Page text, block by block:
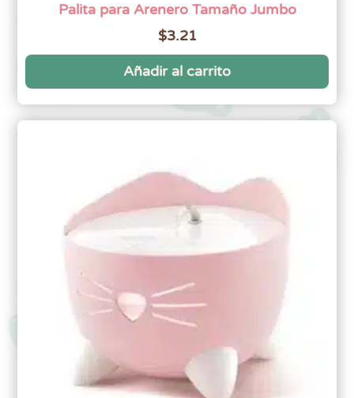
Palita para Arenero Tamaño Jumbo
$3.21
Añadir al carrito